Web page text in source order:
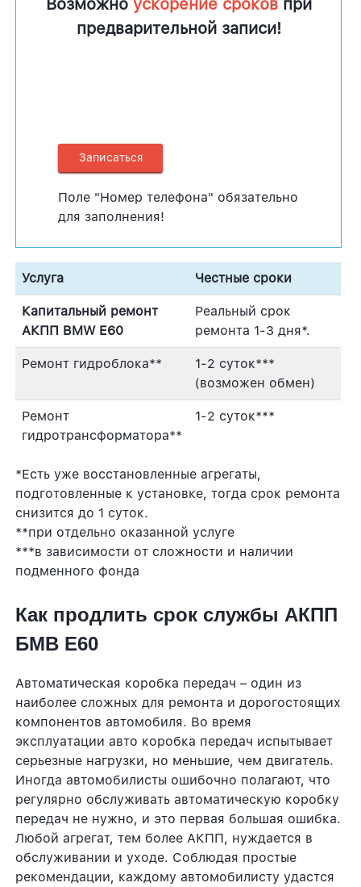
Возможно ускорение сроковпри
предварительной записи!
Поле "Номер телефона" обязательно
для заполнения!
Услуга Честные сроки
Капитальный ремонт
АКПП BMW E60
Реальный срок
ремонта 1-3 дня*.
Ремонт гидроблока**
1-2 суток***
(возможен обмен)
Ремонт
гидротрансформатора**
1-2 суток***
*Есть уже восстановленные агрегаты,
подготовленные к установке, тогда срок ремонта
снизится до 1 суток.
**при отдельно оказанной услуге
***в зависимости от сложности и наличии
подменного фонда
Как продлить срок службы АКПП
БМВ Е60
Автоматическая коробка передач – один из
наиболее сложных для ремонта и дорогостоящих
компонентов автомобиля. Во время
эксплуатации авто коробка передач испытывает
серьезные нагрузки, но меньшие, чем двигатель.
Иногда автомобилисты ошибочно полагают, что
регулярно обслуживать автоматическую коробку
передач не нужно, и это первая большая ошибка.
Любой агрегат, тем более АКПП, нуждается в
обслуживании и уходе. Соблюдая простые
рекомендации, каждому автомобилисту удастся